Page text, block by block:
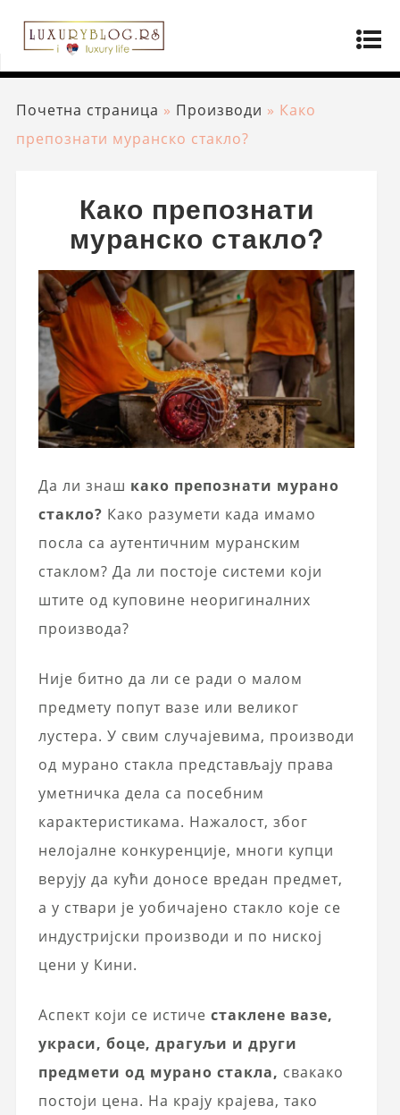
Почетна страница » Производи » Како
препознати муранско стакло?
Како препознати
муранско стакло?
Да ли знаш како препознати мурано
стакло? Како разумети када имамо
посла са аутентичним муранским
стаклом? Да ли постоје системи који
штите од куповине неоригиналних
производа?
Није битно да ли се ради о малом
предмету попут вазе или великог
лустера. У свим случајевима, производи
од мурано стакла представљају права
уметничка дела са посебним
карактеристикама. Нажалост, због
нелојалне конкуренције, многи купци
верују да кући доносе вредан предмет,
а у ствари је уобичајено стакло које се
индустријски производи и по ниској
цени у Кини.
Аспект који се истиче стаклене вазе,
украси, боце, драгуљи и други
предмети од мурано стакла, свакако
постоји цена. На крају крајева, тако